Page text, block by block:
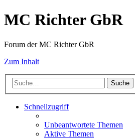
MC Richter GbR
Forum der MC Richter GbR
Zum Inhalt
Suche
Schnellzugriff
Unbeantwortete Themen
Aktive Themen